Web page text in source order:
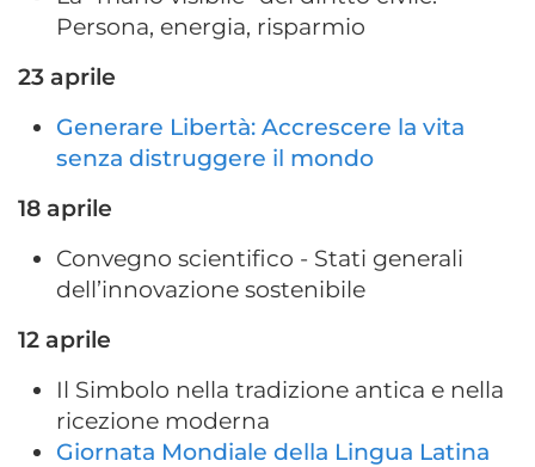
Persona, energia, risparmio
23 aprile
Generare Libertà: Accrescere la vita
senza distruggere il mondo
18 aprile
Convegno scientifico - Stati generali
dell’innovazione sostenibile
12 aprile
Il Simbolo nella tradizione antica e nella
ricezione moderna
Giornata Mondiale della Lingua Latina